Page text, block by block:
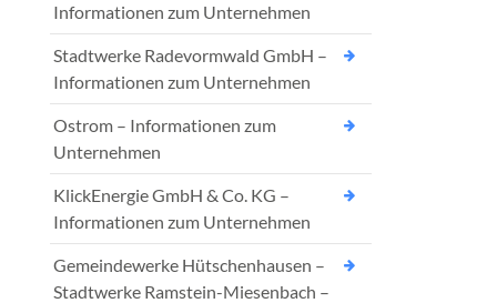
Informationen zum Unternehmen
Stadtwerke Radevormwald GmbH –
Informationen zum Unternehmen
Ostrom – Informationen zum
Unternehmen
KlickEnergie GmbH & Co. KG –
Informationen zum Unternehmen
Gemeindewerke Hütschenhausen –
Stadtwerke Ramstein-Miesenbach –